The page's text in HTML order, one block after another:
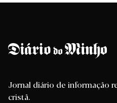
Jornal diário de informação
cristã.